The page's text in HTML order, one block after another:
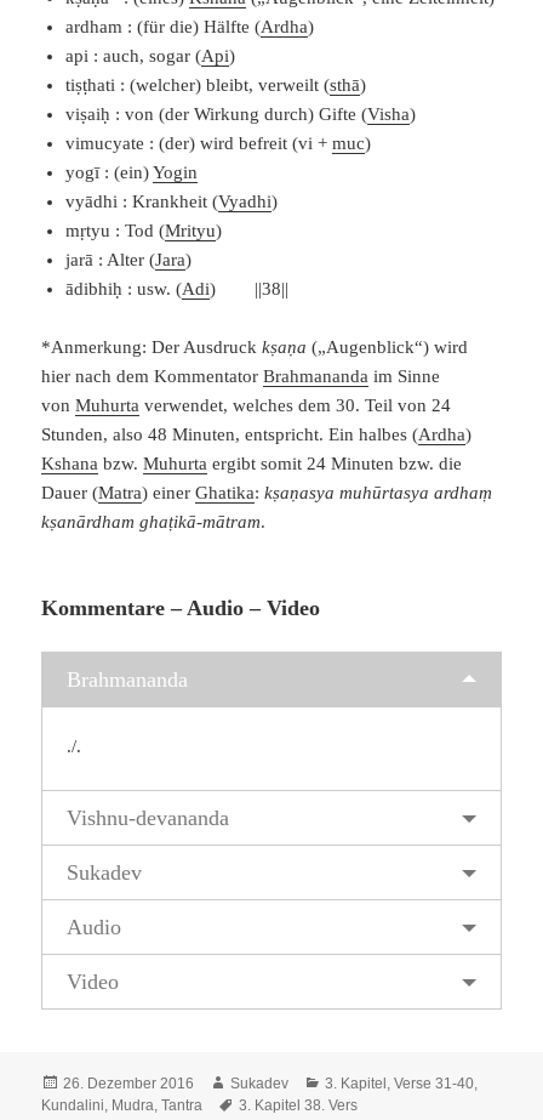
ardham : (für die) Hälfte (Ardha)
api : auch, sogar (Api)
tiṣṭhati : (welcher) bleibt, verweilt (sthā)
viṣaiḥ : von (der Wirkung durch) Gifte (Visha)
vimucyate : (der) wird befreit (vi +muc)
yogī : (ein)Yogin
vyādhi : Krankheit (Vyadhi)
mṛtyu : Tod (Mrityu)
jarā : Alter (Jara)
ādibhiḥ : usw. (Adi) ||38||
*Anmerkung: Der Ausdruckkṣaṇa („Augenblick“) wird
hier nach dem KommentatorBrahmananda im Sinne
vonMuhurta verwendet, welches dem 30. Teil von 24
Stunden, also 48 Minuten, entspricht. Ein halbes (Ardha)
Kshana bzw.Muhurta ergibt somit 24 Minuten bzw. die
Dauer (Matra) einerGhatika:kṣaṇasya muhūrtasya ardhaṃ
kṣanārdham ghaṭikā-mātram.
Kommentare – Audio – Video
Brahmananda
./.
Vishnu-devananda
Sukadev
Audio
Video
Veröffentlicht
am
26. Dezember 2016 Autor
Sukadev Kategorien
3. Kapitel, Verse 31-40,
Kundalini, Mudra, Tantra
Schlagwörter
3. Kapitel 38. Vers